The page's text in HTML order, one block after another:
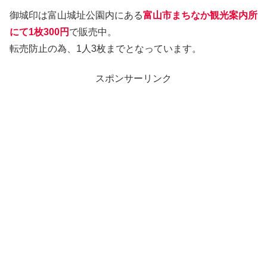
御城印は富山城址公園内にある富山市まちなか観光案内所
にて1枚300円 で販売中。
転売防止の為、1人3枚までとなっています。
スポンサーリンク